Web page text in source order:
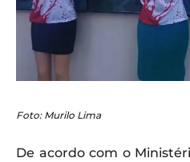
Foto: Murilo Lima
De acordo com o